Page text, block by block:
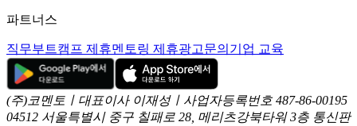
파트너스
직무부트캠프 제휴멘토링 제휴광고문의 기업 교육
(주)코멘토ㅣ대표이사 이재성ㅣ사업자등록번호 487-86-00195
04512 서울특별시 중구 칠패로 28, 메리츠강북타워 3층 통신판